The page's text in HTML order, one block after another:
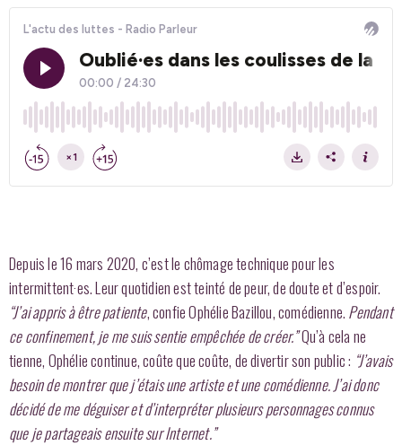
Depuis le 16 mars 2020, c’est le chômage technique pour les
intermittent·es. Leur quotidien est teinté de peur, de doute et d’espoir.
“J’ai appris à être patiente, confie Ophélie Bazillou, comédienne. Pendant
ce confinement, je me suis sentie empêchée de créer.”Qu’à cela ne
tienne, Ophélie continue, coûte que coûte, de divertir son public : “J’avais
besoin de montrer que j’étais une artiste et une comédienne. J’ai donc
décidé de me déguiser et d’interpréter plusieurs personnages connus
que je partageais ensuite sur Internet.”